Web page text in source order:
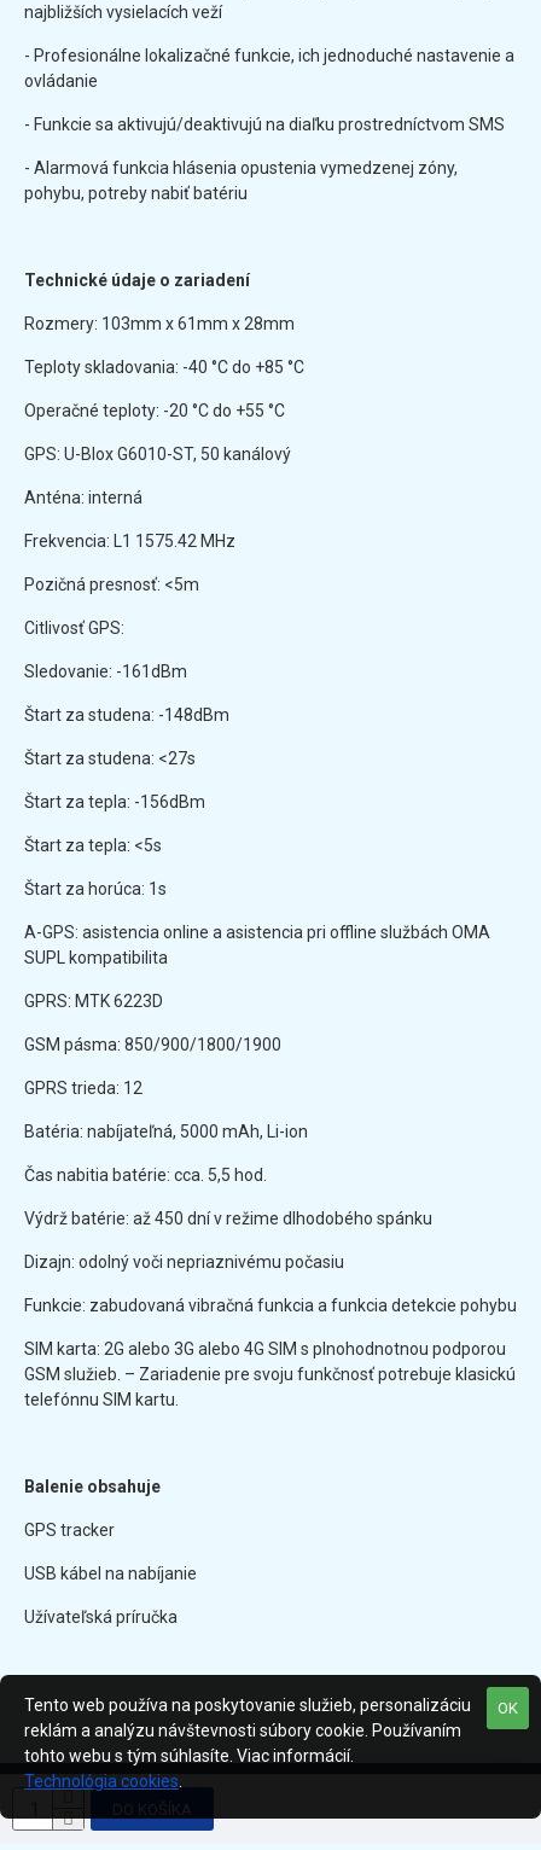
DO KOŠÍKA
najbližších vysielacích veží
- Profesionálne lokalizačné funkcie, ich jednoduché nastavenie a
ovládanie
- Funkcie sa aktivujú/deaktivujú na diaľku prostredníctvom SMS
- Alarmová funkcia hlásenia opustenia vymedzenej zóny,
pohybu, potreby nabiť batériu
Technické údaje o zariadení
Rozmery: 103mm x 61mm x 28mm
Teploty skladovania: -40 °C do +85 °C
Operačné teploty: -20 °C do +55 °C
GPS: U-Blox G6010-ST, 50 kanálový
Anténa: interná
Frekvencia: L1 1575.42 MHz
Pozičná presnosť: <5m
Citlivosť GPS:
Sledovanie: -161dBm
Štart za studena: -148dBm
Štart za studena: <27s
Štart za tepla: -156dBm
Štart za tepla: <5s
Štart za horúca: 1s
A-GPS: asistencia online a asistencia pri offline službách OMA
SUPL kompatibilita
GPRS: MTK 6223D
GSM pásma: 850/900/1800/1900
GPRS trieda: 12
Batéria: nabíjateľná, 5000 mAh, Li-ion
Čas nabitia batérie: cca. 5,5 hod.
Výdrž batérie: až 450 dní v režime dlhodobého spánku
Dizajn: odolný voči nepriaznivému počasiu
Funkcie: zabudovaná vibračná funkcia a funkcia detekcie pohybu
SIM karta: 2G alebo 3G alebo 4G SIM s plnohodnotnou podporou
GSM služieb. – Zariadenie pre svoju funkčnosť potrebuje klasickú
telefónnu SIM kartu.
Balenie obsahuje
GPS tracker
USB kábel na nabíjanie
Užívateľská príručka
OK
Tento web používa na poskytovanie služieb, personalizáciu
reklám a analýzu návštevnosti súbory cookie. Používaním
tohto webu s tým súhlasíte. Viac informácií.
Technológia cookies